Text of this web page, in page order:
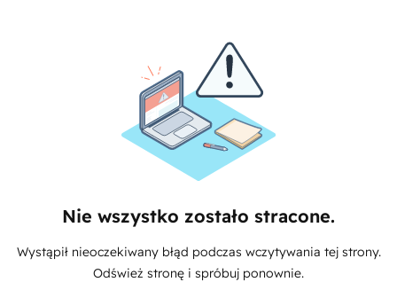
Nie wszystko zostało stracone.
Wystąpił nieoczekiwany błąd podczas wczytywania tej strony.
Odśwież stronę i spróbuj ponownie.